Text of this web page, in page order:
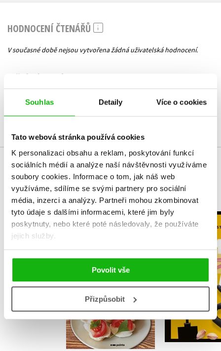
Souhlas Detaily Více o cookies
Tato webová stránka používá cookies
K personalizaci obsahu a reklam, poskytování funkcí
sociálních médií a analýze naší návštěvnosti využíváme
soubory cookies. Informace o tom, jak náš web
využíváme, sdílíme se svými partnery pro sociální
média, inzerci a analýzy. Partneři mohou zkombinovat
tyto údaje s dalšími informacemi, které jim byly
poskytnuty, nebo které poté následovaly, že používáte
jejich služby.
Povolit vše
Přizpůsobit
HODNOCENÍ ČTENÁŘŮ
V současné době nejsou vytvořena žádná uživatelská hodnocení.
Vaše hodnocení
Přihlásit
MOHLO BY VÁS TAKÉ ZAJÍMAT
279 Kč
223 Kč
Ostravsky
Do
359 Kč